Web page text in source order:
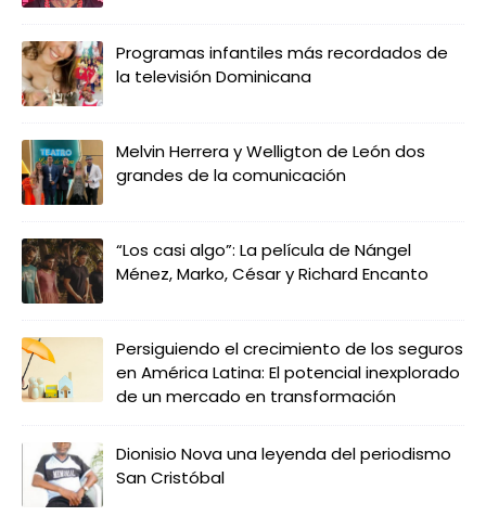
Programas infantiles más recordados de
la televisión Dominicana
Melvin Herrera y Welligton de León dos
grandes de la comunicación
“Los casi algo”: La película de Nángel
Ménez, Marko, César y Richard Encanto
Persiguiendo el crecimiento de los seguros
en América Latina: El potencial inexplorado
de un mercado en transformación
Dionisio Nova una leyenda del periodismo
San Cristóbal